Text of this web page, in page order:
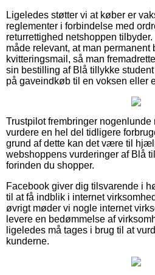
Ligeledes støtter vi at køber er
reglementer i forbindelse med
returrettighed netshoppen
måde relevant, at man permanent
kvitteringsmail, så man
sin bestilling af Blå tillykke
på gaveindkøb til en voksen eller
Trustpilot frembringer nogenlunde
vurdere en hel del tidligere
grund af dette kan det være til
webshoppens vurderinger af Blå
forinden du shopper.
Facebook giver dig tilsvarende i
til at få indblik i internet
øvrigt møder vi nogle internet
levere en bedømmelse af
ligeledes må tages i brug til at
kunderne.